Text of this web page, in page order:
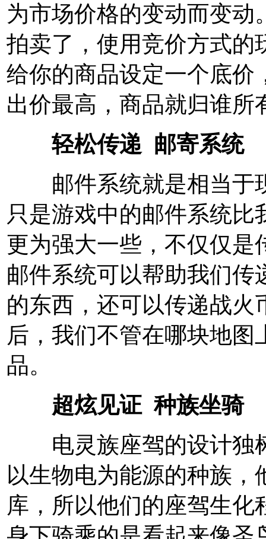
为市场价格的变动而变
拍卖了，使用竞价方式的
给你的商品设定一个底价
出价最高，商品就归谁所
轻松传递 邮寄系统
邮件系统就是相当于
只是游戏中的邮件系统比
更为强大一些，不仅仅是
邮件系统可以帮助我们传
的东西，还可以传递战火
后，我们不管在哪块地
品。
超炫见证 种族坐骑
电灵族座驾的设计独
以生物电为能源的种族
库，所以他们的座驾生